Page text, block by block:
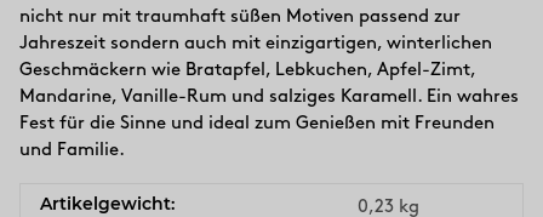
nicht nur mit traumhaft süßen Motiven passend zur
Jahreszeit sondern auch mit einzigartigen, winterlichen
Geschmäckern wie Bratapfel, Lebkuchen, Apfel-Zimt,
Mandarine, Vanille-Rum und salziges Karamell. Ein wahres
Fest für die Sinne und ideal zum Genießen mit Freunden
und Familie.
Artikelgewicht: 0,23 kg